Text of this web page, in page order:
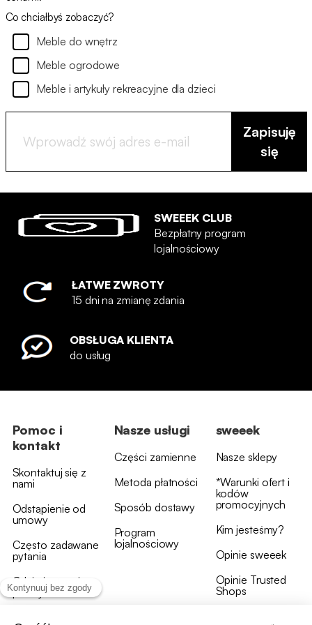
Co chciałbyś zobaczyć?
Meble do wnętrz
Meble ogrodowe
Meble i artykuły rekreacyjne dla dzieci
Zapisuję
się
SWEEEK CLUB
Bezpłatny program
lojalnościowy
ŁATWE ZWROTY
15 dni na zmianę zdania
OBSŁUGA KLIENTA
do usług
Pomoc i
kontakt
Skontaktuj się z
nami
Odstąpienie od
umowy
Często zadawane
pytania
Gdzie jest moja
przesyłka?
Nasze usługi
Części zamienne
Metoda płatności
Sposób dostawy
Program
lojalnościowy
sweeek
Nasze sklepy
*Warunki ofert i
kodów
promocyjnych
Kim jesteśmy?
Opinie sweeek
Opinie Trusted
Shops